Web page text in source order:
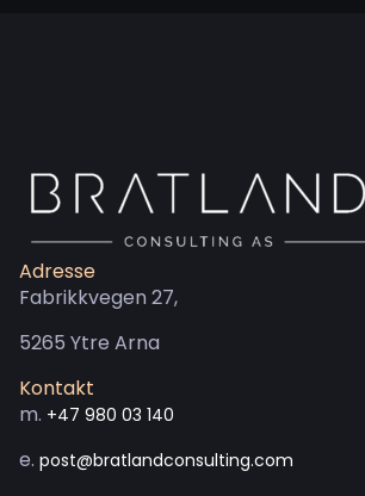
Adresse
Fabrikkvegen 27,
5265 Ytre Arna
Kontakt
m. +47 980 03 140
e. post@bratlandconsulting.com